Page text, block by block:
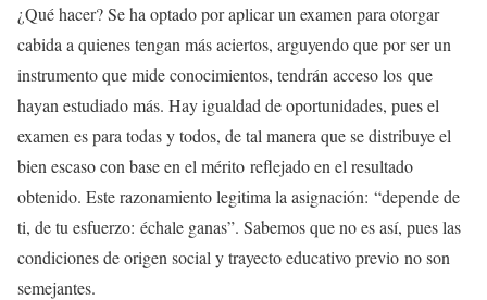
¿Qué hacer? Se ha optado por aplicar un examen para otorgar
cabida a quienes tengan más aciertos, arguyendo que por ser un
instrumento que mide conocimientos, tendrán acceso los que
hayan estudiado más. Hay igualdad de oportunidades, pues el
examen es para todas y todos, de tal manera que se distribuye el
bien escaso con base en el mérito reflejado en el resultado
obtenido. Este razonamiento legitima la asignación: “depende de
ti, de tu esfuerzo: échale ganas”. Sabemos que no es así, pues las
condiciones de origen social y trayecto educativo previo no son
semejantes.